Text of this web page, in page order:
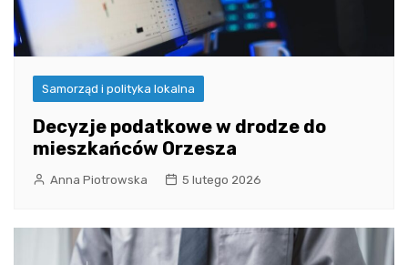
Samorząd i polityka lokalna
Decyzje podatkowe w drodze do
mieszkańców Orzesza
Anna Piotrowska 5 lutego 2026